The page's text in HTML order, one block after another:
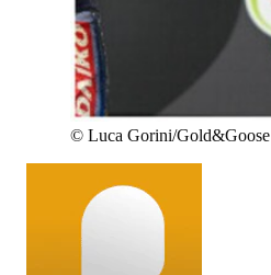
© Luca Gorini/Gold&Goose